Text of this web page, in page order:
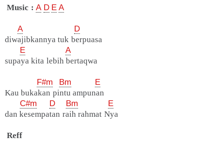
Music : A D E A
A
D
diwajibkannya tuk berpuasa
E
A
supaya kita lebih bertaqwa
F#m Bm
E
Kau bukakan pintu ampunan
C#m
D Bm
E
dan kesempatan raih rahmat Nya
Reff